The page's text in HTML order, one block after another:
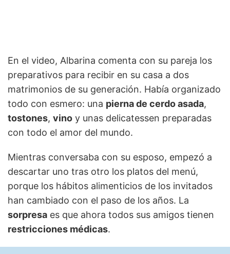
En el video, Albarina comenta con su pareja los
preparativos para recibir en su casa a dos
matrimonios de su generación. Había organizado
todo con esmero: una pierna de cerdo asada,
tostones, vino y unas delicatessen preparadas
con todo el amor del mundo.
Mientras conversaba con su esposo, empezó a
descartar uno tras otro los platos del menú,
porque los hábitos alimenticios de los invitados
han cambiado con el paso de los años. La
sorpresa es que ahora todos sus amigos tienen
restricciones médicas.